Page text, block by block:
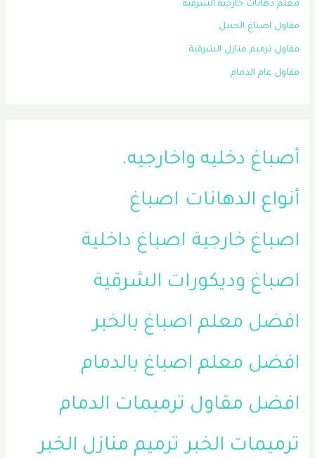
معلم دهانات خارجية الشرقية
مقاول اصباغ الجبيل
مقاول ترميم منازل الشرقية
مقاول عام الدمام
أصباغ دخليه واخارجيه.
أنواع الدهانات اصباغ
اصباغ خارجية اصباغ داخلية
اصباغ وديكورات الشرقية
افضل معلم اصباغ بالخبر
افضل معلم اصباغ بالدمام
افضل مقاول ترميمات الدمام
ترميمات الخبر ترميم منازل الخبر